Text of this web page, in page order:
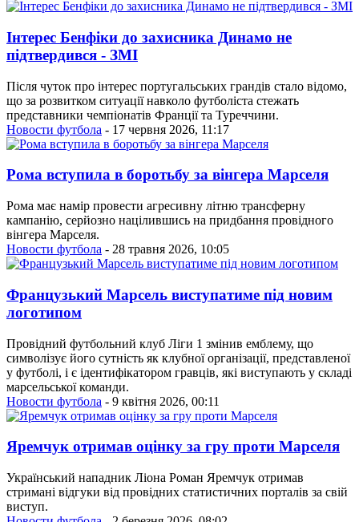
Інтерес Бенфіки до захисника Динамо не
підтвердився - ЗМІ
Після чуток про інтерес португальських грандів стало відомо,
що за розвитком ситуації навколо футболіста стежать
представники чемпіонатів Франції та Туреччини.
Новости футбола - 17 червня 2026, 11:17
Рома вступила в боротьбу за вінгера Марселя
Рома має намір провести агресивну літню трансферну
кампанію, серйозно націлившись на придбання провідного
вінгера Марселя.
Новости футбола - 28 травня 2026, 10:05
Французький Марсель виступатиме під новим
логотипом
Провідний футбольний клуб Ліги 1 змінив емблему, що
символізує його сутність як клубної організації, представленої
у футболі, і є ідентифікатором гравців, які виступають у складі
марсельської команди.
Новости футбола - 9 квітня 2026, 00:11
Яремчук отримав оцінку за гру проти Марселя
Український нападник Ліона Роман Яремчук отримав
стримані відгуки від провідних статистичних порталів за свій
виступ.